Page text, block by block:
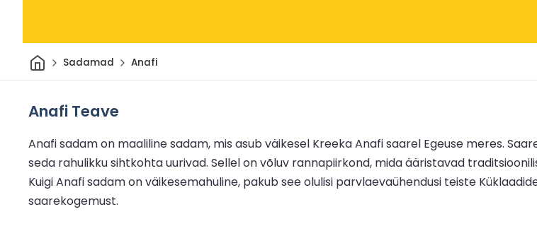
Avaleht
Sadamad Anafi
Anafi Teave
Anafi sadam on maaliline sadam, mis asub väikesel Kreeka Anafi saarel Egeuse meres.
seda rahulikku sihtkohta uurivad. Sellel on võluv rannapiirkond, mida ääristavad
Kuigi Anafi sadam on väikesemahuline, pakub see olulisi parvlaevaühendusi teiste
saarekogemust.